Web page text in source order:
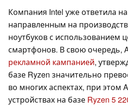
Компания Intel уже ответила
направленным на
ноутбуков с использованием
смартфонов. В свою очередь,
рекламной кампанией,
базе Ryzen значительно
во многих аспектах, при этом
устройствах на базе Ryzen 5